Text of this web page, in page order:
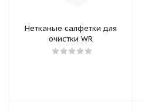
Нетканые салфетки для
очистки WR